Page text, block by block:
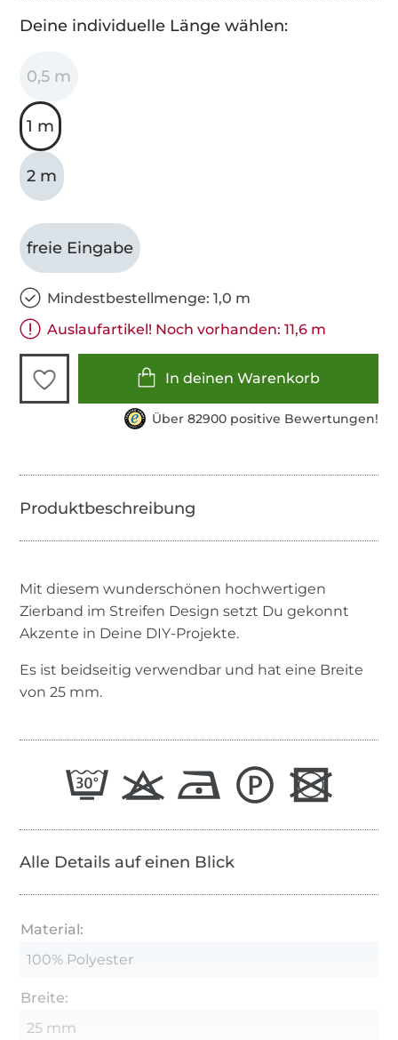
Deine individuelle Länge wählen:
0,5 m
1 m
2 m
freie Eingabe
Mindestbestellmenge: 1,0 m
Auslaufartikel! Noch vorhanden: 11,6 m
In deinen Warenkorb
Über 82900 positive Bewertungen!
Mit diesem wunderschönen hochwertigen
Zierband im Streifen Design setzt Du gekonnt
Akzente in Deine DIY-Projekte.
Es ist beidseitig verwendbar und hat eine Breite
von 25 mm.
Alle Details auf einen Blick
Material:
100% Polyester
Breite:
25 mm